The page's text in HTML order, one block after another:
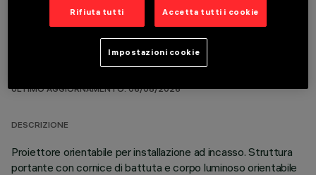
DATI TECNICI
ULTIMO AGGIORNAMENTO: 06/08/2026
DESCRIZIONE
Proiettore orientabile per installazione ad incasso. Struttura
portante con cornice di battuta e corpo luminoso orientabile
Rifiuta tutti Accetta tutti i cookie
Impostazioni cookie